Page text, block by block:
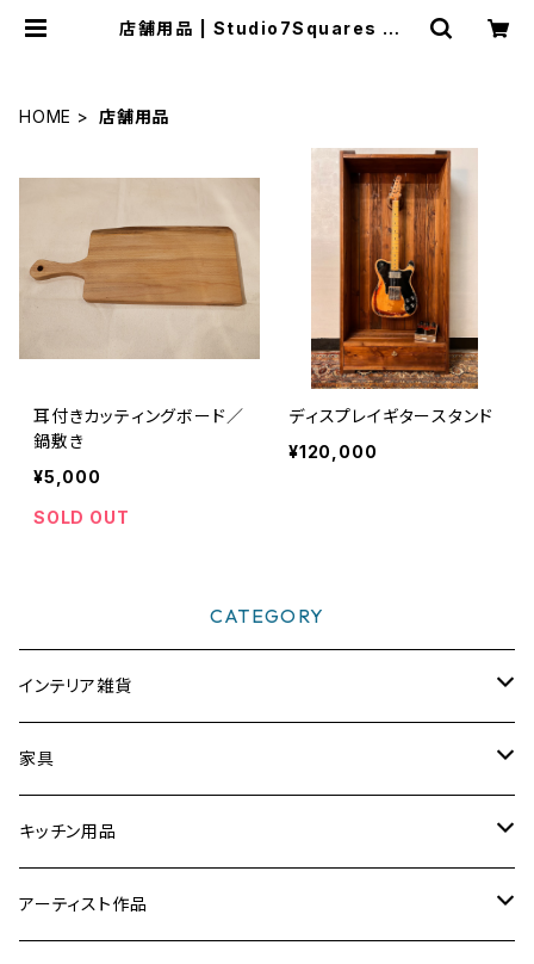
店舗用品 | Studio7Squares WE
HOME 店舗用品
耳付きカッティングボード／
鍋敷き
¥5,000
SOLD OUT
ディスプレイギタースタンド
¥120,000
CATEGORY
インテリア雑貨
時計
フォトフレーム／額縁／スタンド
ミラー
家具
スツール
折りたたみ卓球台
キッチン用品
【まな板削り直し・包丁とぎ】
アーティスト作品